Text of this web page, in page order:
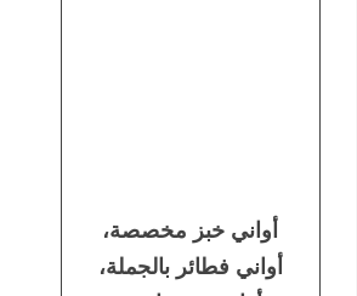
أواني خبز مخصصة،
أواني فطائر بالجملة،